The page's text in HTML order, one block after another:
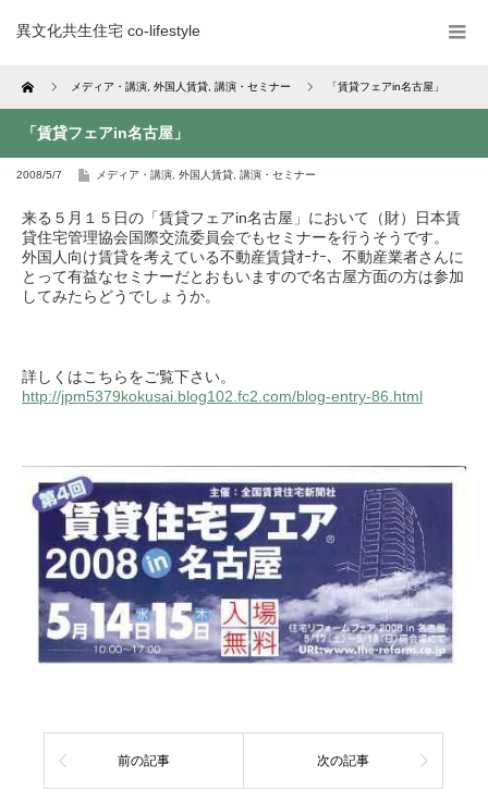
異文化共生住宅 co-lifestyle
Home メディア・講演 外国人賃貸 講演・セミナー 「賃貸フェアin名古屋」
「賃貸フェアin名古屋」
2008/5/7 メディア・講演 外国人賃貸 講演・セミナー
来る５月１５日の「賃貸フェアin名古屋」において（財）日本賃
貸住宅管理協会国際交流委員会でもセミナーを行うそうです。
外国人向け賃貸を考えている不動産賃貸ｵｰﾅｰ、不動産業者さんに
とって有益なセミナーだとおもいますので名古屋方面の方は参加
してみたらどうでしょうか。
詳しくはこちらをご覧下さい。
http://jpm5379kokusai.blog102.fc2.com/blog-entry-86.html
前の記事 次の記事